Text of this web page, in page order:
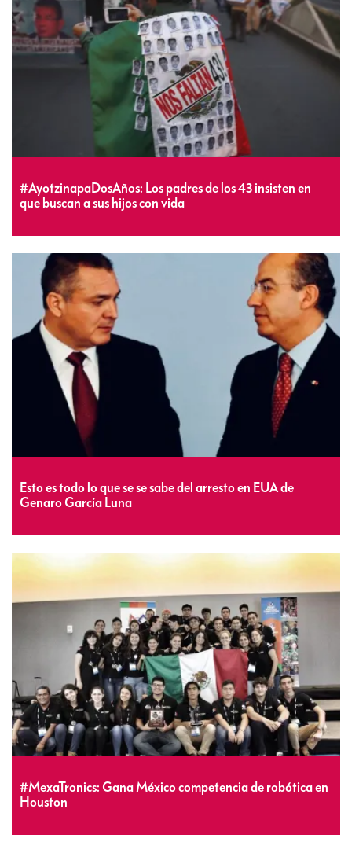
#AyotzinapaDosAños: Los padres de los 43 insisten en
que buscan a sus hijos con vida
Esto es todo lo que se se sabe del arresto en EUA de
Genaro García Luna
#MexaTronics: Gana México competencia de robótica en
Houston